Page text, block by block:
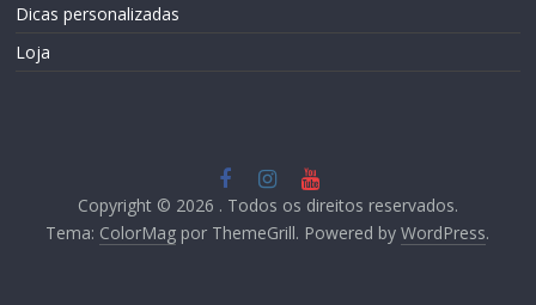
Dicas personalizadas
Loja
Copyright © 2026 . Todos os direitos reservados.
Tema: ColorMag por ThemeGrill. Powered byWordPress.